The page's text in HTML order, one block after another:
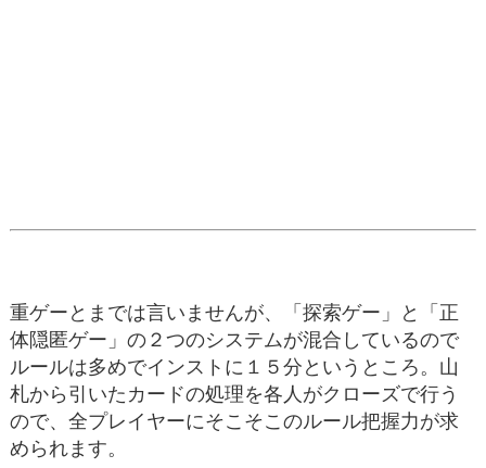
重ゲーとまでは言いませんが、「探索ゲー」と「正
体隠匿ゲー」の２つのシステムが混合しているので
ルールは多めでインストに１５分というところ。山
札から引いたカードの処理を各人がクローズで行う
ので、全プレイヤーにそこそこのルール把握力が求
められます。